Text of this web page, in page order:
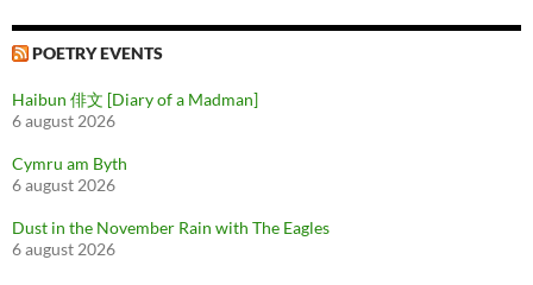
POETRY EVENTS
Haibun 俳文 [Diary of a Madman]
6 august 2026
Cymru am Byth
6 august 2026
Dust in the November Rain with The Eagles
6 august 2026